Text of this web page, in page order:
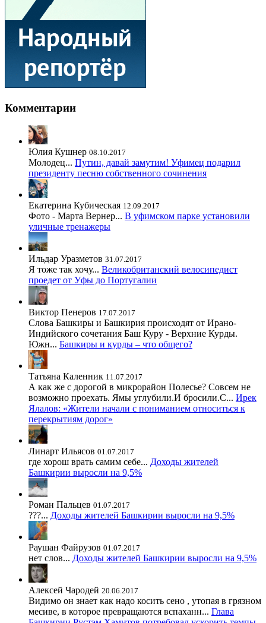
Комментарии
Юлия Кушнер 08.10.2017
Молодец... Путин, давай замутим! Уфимец подарил
президенту песню собственного сочинения
Екатерина Кубическая 12.09.2017
Фото - Марта Вернер... В уфимском парке установили
уличные тренажеры
Ильдар Уразметов 31.07.2017
Я тоже так хочу... Великобританский велосипедист
проедет от Уфы до Португалии
Виктор Пенеров 17.07.2017
Слова Башкиры и Башкирия происходят от Ирано-
Индийского сочетания Баш Куру - Верхние Курды.
Южн... Башкиры и курды – что общего?
Татьяна Каленник 11.07.2017
А как же с дорогой в микрорайон Полесье? Совсем не
возможно проехать. Ямы углубили.И бросили.С... Ирек
Ялалов: «Жители начали с пониманием относиться к
перекрытиям дорог»
Линарт Ильясов 01.07.2017
где хорош врать самим себе... Доходы жителей
Башкирии выросли на 9,5%
Роман Пальцев 01.07.2017
???... Доходы жителей Башкирии выросли на 9,5%
Раушан Файрузов 01.07.2017
нет слов... Доходы жителей Башкирии выросли на 9,5%
Алексей Чародей 20.06.2017
Видимо он знает как надо косить сено , утопая в грязном
месиве, в которое превращаются вспаханн... Глава